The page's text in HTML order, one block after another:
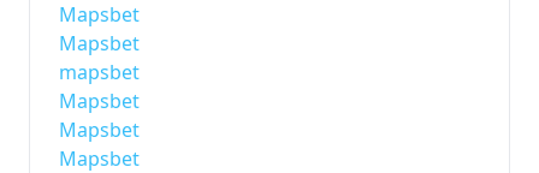
Mapsbet
Mapsbet
mapsbet
Mapsbet
Mapsbet
Mapsbet